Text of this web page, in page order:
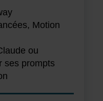
Motion
ou
ses prompts